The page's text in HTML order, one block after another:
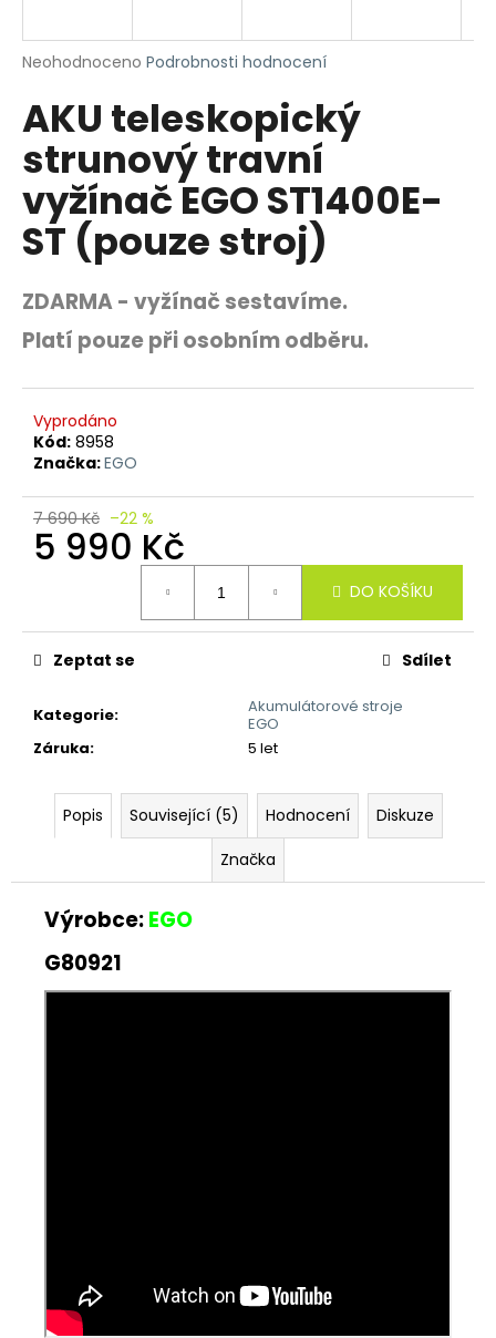
Průměrné
produktu
je
z
5
hvězdiček.
Neohodnoceno Podrobnosti hodnocení
AKU teleskopický
strunový travní
vyžínač EGO ST1400E-
ST (pouze stroj)
ZDARMA - vyžínač sestavíme.
Platí pouze při osobním odběru.
Vyprodáno
Kód: 8958
Značka:EGO
7 690 Kč –22 %
5 990 Kč
DO KOŠÍKU
Kategorie:
Akumulátorové stroje
EGO
Záruka: 5 let
Zeptat se Sdílet
Popis Související (5) Hodnocení
Diskuze
Značka
Výrobce:EGO
G80921
j
t
?
HLEDAT
D
o
u
č
u